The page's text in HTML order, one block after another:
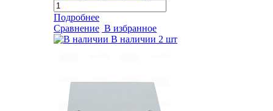
Подробнее
Сравнение В избранное
В наличии 2 шт